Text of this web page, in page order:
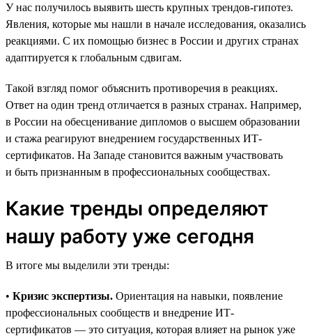
У нас получилось выявить шесть крупных трендов-гипотез.
Явления, которые мы нашли в начале исследования, оказались
реакциями. С их помощью бизнес в России и других странах
адаптируется к глобальным сдвигам.
Такой взгляд помог объяснить противоречия в реакциях.
Ответ на один тренд отличается в разных странах. Например,
в России на обесценивание дипломов о высшем образовании
и стажа реагируют внедрением государственных ИТ-
сертификатов. На Западе становится важным участвовать
и быть признанным в профессиональных сообществах.
Какие тренды определяют
нашу работу уже сегодня
В итоге мы выделили эти тренды:
• Кризис экспертизы. Ориентация на навыки, появление
профессиональных сообществ и внедрение ИТ-
сертификатов — это ситуация, которая влияет на рынок уже